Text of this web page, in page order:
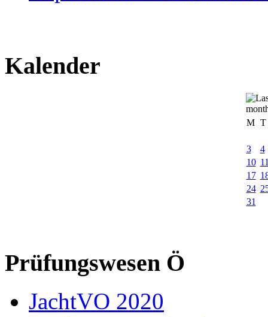
Kalender
M T
3
4
10
17
24
31
Prüfungswesen Ö
JachtVO 2020